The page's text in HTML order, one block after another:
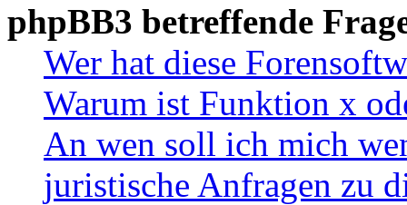
phpBB3 betreffende
Wer hat diese
Warum ist Funktion x
An wen soll ich mich
juristische Anfragen zu